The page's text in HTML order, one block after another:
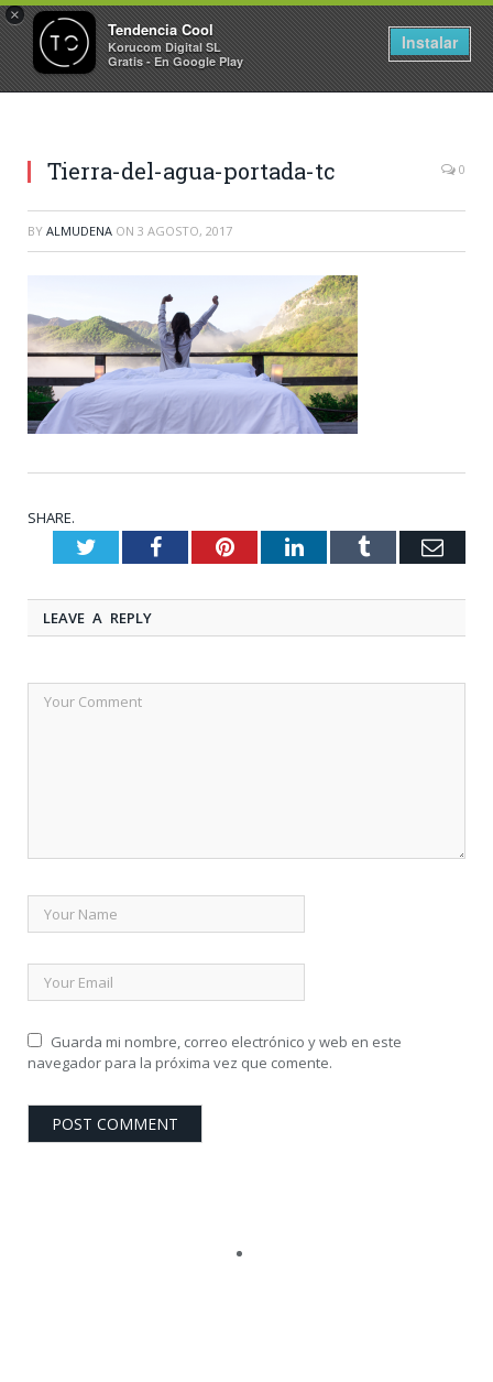
×
Tendencia Cool
Korucom Digital SL
Gratis - En Google Play
Instalar
Tierra-del-agua-portada-tc 0
BY ALMUDENA ON 3 AGOSTO, 2017
SHARE.
TwitterFacebookPinterestLinkedInTumblr
LEAVE A REPLY
Guarda mi nombre, correo electrónico y web en este
navegador para la próxima vez que comente.